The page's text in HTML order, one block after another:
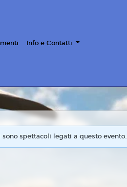
Info e Contatti
sono spettacoli legati a questo evento.